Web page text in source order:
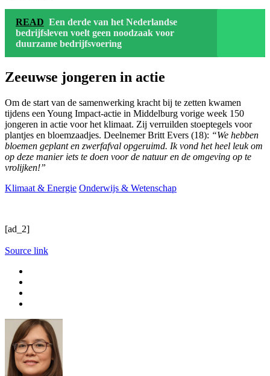
READ Een derde van het Nederlandse
bedrijfsleven voelt geen noodzaak voor
duurzame bedrijfsvoering
Zeeuwse jongeren in actie
Om de start van de samenwerking kracht bij te zetten kwamen
tijdens een Young Impact-actie in Middelburg vorige week 150
jongeren in actie voor het klimaat. Zij verruilden stoeptegels voor
plantjes en bloemzaadjes. Deelnemer Britt Evers (18): “We hebben
bloemen geplant en zwerfafval opgeruimd. Ik vond het heel leuk om
op deze manier iets te doen voor de natuur en de omgeving op te
vrolijken!”
Klimaat & Energie Onderwijs & Wetenschap
[ad_2]
Source link